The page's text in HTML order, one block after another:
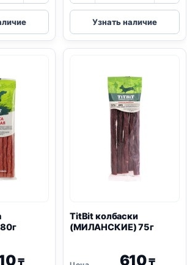
TitBit
колбаски
Узнать наличие
₸
TitBit колбаски
(МИЛАНСКИЕ) 75г
610₸